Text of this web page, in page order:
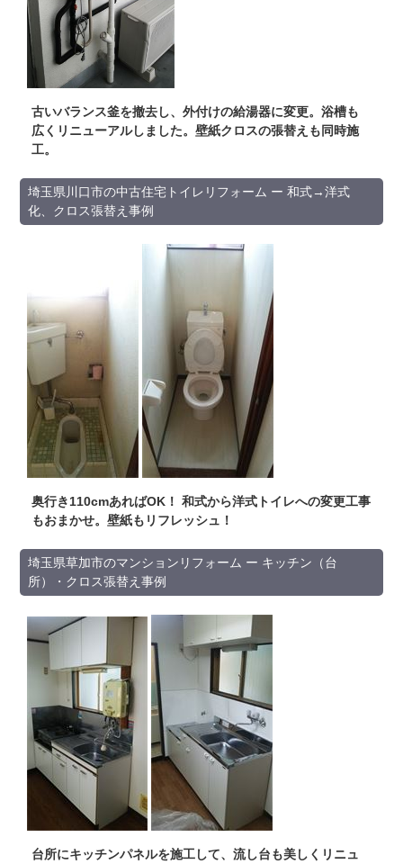
古いバランス釜を撤去し、外付けの給湯器に変更。浴槽も
広くリニューアルしました。壁紙クロスの張替えも同時施
工。
埼玉県川口市の中古住宅トイレリフォーム ー 和式→洋式
化、クロス張替え事例
奥行き110cmあればOK！ 和式から洋式トイレへの変更工事
もおまかせ。壁紙もリフレッシュ！
埼玉県草加市のマンションリフォーム ー キッチン（台
所）・クロス張替え事例
台所にキッチンパネルを施工して、流し台も美しくリニュ